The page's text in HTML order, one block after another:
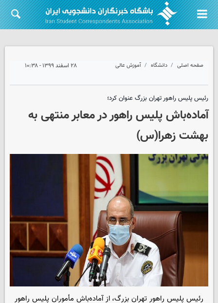
صفحه اصلی دانشگاه آموزش عالی ۲۸ اسفند ۱۳۹۹ - ۱۰:۳۸
رئیس پلیس راهور تهران بزرگ عنوان کرد؛
آماده‌باش پلیس راهور در معابر منتهی به
بهشت زهرا(س)
رئیس پلیس راهور تهران بزرگ، از آماده‌باش مأموران پلیس راهور